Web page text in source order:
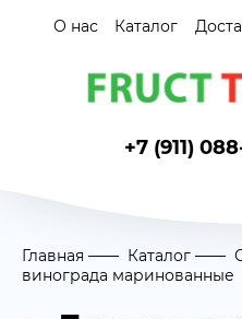
О нас Каталог
+7 (911)
Главная Каталог
винограда маринованные